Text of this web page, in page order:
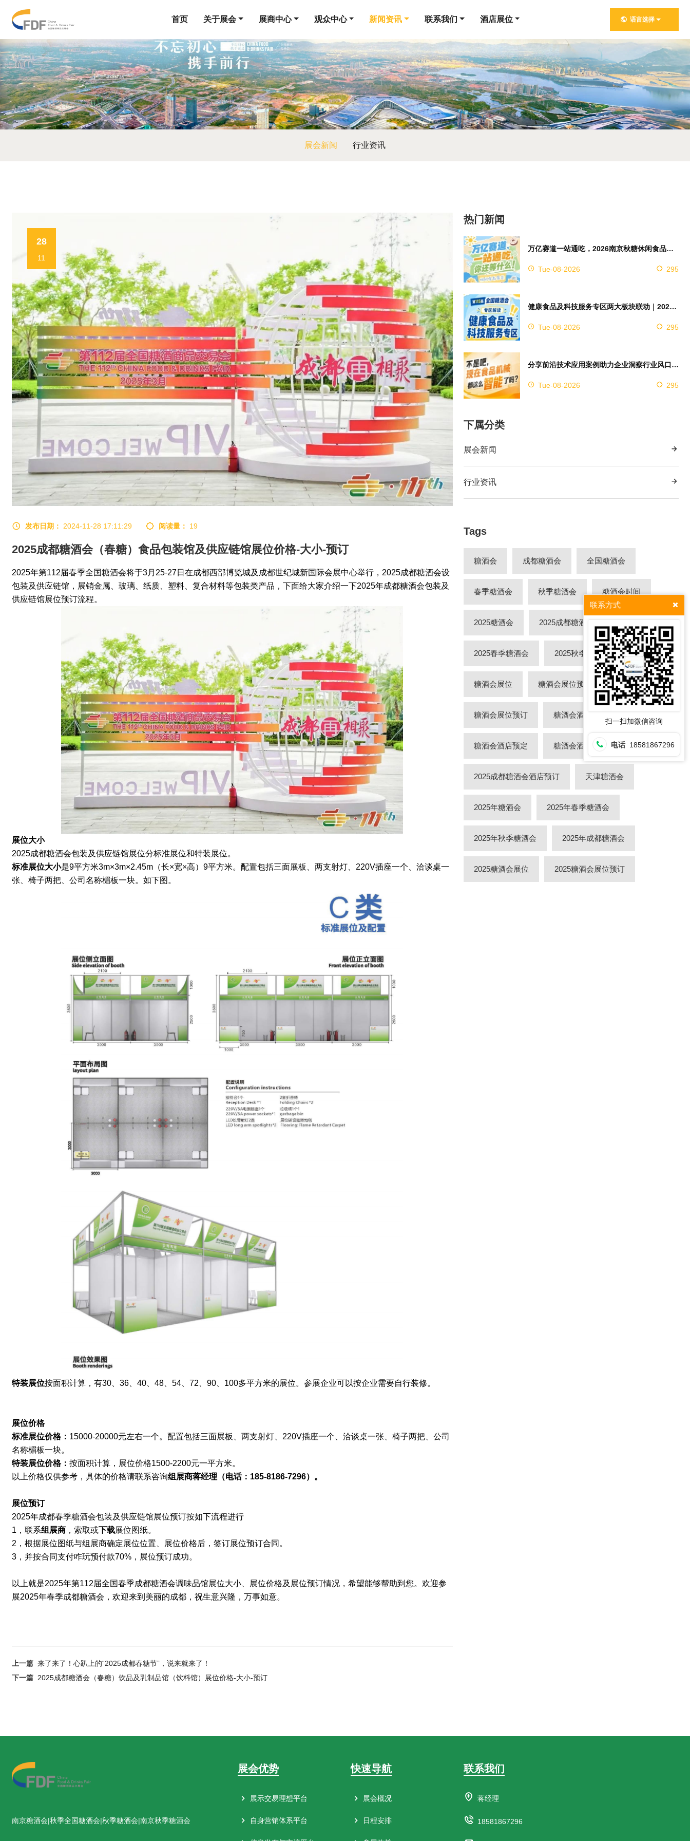
首页 关于展会 展商中心 观众中心 新闻资讯 联系我们 酒店展位 语言选择
展会新闻 行业资讯
28
11
发布日期： 2024-11-28 17:11:29 阅读量： 19
2025成都糖酒会（春糖）食品包装馆及供应链馆展位价格-大小-预订
2025年第112届春季全国糖酒会将于3月25-27日在成都西部博览城及成都世纪城新国际会展中心举行， 2025成都糖酒会设
包装及供应链馆，展销金属、玻璃、纸质、塑料、复合材料等包装类产品，下面给大家介绍一下2025年成都糖酒会包装及
供应链馆展位预订流程。
展位大小
2025成都糖酒会包装及供应链馆展位分标准展位和特装展位。
标准展位大小是9平方米3m×3m×2.45m（长×宽×高）9平方米。配置包括三面展板、两支射灯、220V插座一个、洽谈桌一
张、椅子两把、公司名称楣板一块。如下图。
特装展位按面积计算，有30、36、40、48、54、 72 、90、100多平方米的展位。 参展企业可以按企业需要自行装修。
展位价格
标准展位价格： 15000-20000元左右一个。配置包括三面展板、两支射灯、220V插座一个、洽谈桌一张、椅子两把、公司
名称楣板一块。
特装展位价格： 按面积计算，展位价格1500-2200元一平方米。
以上价格仅供参考，具体的价格请联系咨询组展商蒋经理 （电话： 185-8186-7296）。
展位预订
2025年成都春季糖酒会包装及供应链馆展位预订按如下流程进行
1，联系组展商‍，索取或下载展位图纸。
2，根据展位图纸与组展商确定展位位置、展位价格后，签订展位预订合同。
3， 并按合同支付咋玩预付款70%，展位预订成功。
以上就是2025年第112届全国春季成都糖酒会调味品馆展位大小、展位价格及展位预订情况，希望能够帮助到您。欢迎参
展2025年春季成都糖酒会，欢迎来到美丽的成都，祝生意兴隆，万事如意。
上一篇 来了来了！心趴上的“2025成都春糖节”，说来就来了！
下一篇 2025成都糖酒会（春糖）饮品及乳制品馆（饮料馆）展位价格-大小-预订
热门新闻
万亿赛道一站通吃，2026南京秋糖休闲食品展区4万㎡超大展馆等你来占位
Tue-08-2026 295
健康食品及科技服务专区两大板块联动｜2026南京秋糖实现双向赋能助力企业对接技术资源
Tue-08-2026 295
分享前沿技术应用案例助力企业洞察行业风口，2026南京秋糖9号馆赋能创新
Tue-08-2026 295
下属分类
展会新闻
行业资讯
Tags
糖酒会 成都糖酒会 全国糖酒会
春季糖酒会 秋季糖酒会 糖酒会时间
2025糖酒会 2025成都糖酒会
2025春季糖酒会 2025秋季糖酒会
糖酒会展位 糖酒会展位预定
糖酒会展位预订 糖酒会酒店
糖酒会酒店预定 糖酒会酒店预订
2025成都糖酒会酒店预订 天津糖酒会
2025年糖酒会 2025年春季糖酒会
2025年秋季糖酒会 2025年成都糖酒会
2025糖酒会展位 2025糖酒会展位预订
南京糖酒会|秋季全国糖酒会|秋季糖酒会|南京秋季糖酒会
展会优势
展示交易理想平台
自身营销体系平台
快速导航
展会概况
日程安排
联系我们
蒋经理
18581867296
联系方式
扫一扫加微信咨询
电话 18581867296